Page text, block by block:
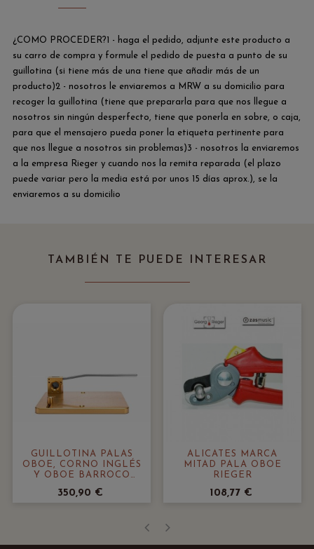
¿COMO PROCEDER?1 - haga el pedido, adjunte este producto a
su carro de compra y formule el pedido de puesta a punto de su
guillotina (si tiene más de una tiene que añadir más de un
producto)2 - nosotros le enviaremos a MRW a su domicilio para
recoger la guillotina (tiene que prepararla para que nos llegue a
nosotros sin ningún desperfecto, tiene que ponerla en sobre, o caja,
para que el mensajero pueda poner la etiqueta pertinente para
que nos llegue a nosotros sin problemas)3 - nosotros la enviaremos
a la empresa Rieger y cuando nos la remita reparada (el plazo
puede variar pero la media está por unos 15 días aprox.), se la
enviaremos a su domicilio
TAMBIÉN TE PUEDE INTERESAR
GUILLOTINA PALAS
OBOE, CORNO INGLÉS
Y OBOE BARROCO
350,90 €
ALICATES MARCA
MITAD PALA OBOE
RIEGER
108,77 €